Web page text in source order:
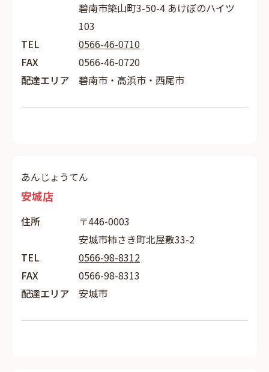
碧南市築山町3-50-4 あけぼのハイツ
103
TEL
0566-46-0710
FAX
0566-46-0720
配達エリア
碧南市・高浜市・西尾市
あんじょうてん
安城店
住所
〒446-0003
安城市柿さき町北屋敷33-2
TEL
0566-98-8312
FAX
0566-98-8313
配達エリア
安城市